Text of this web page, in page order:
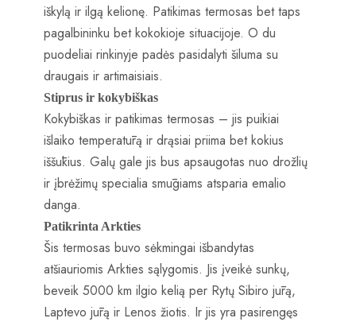
iškylą ir ilgą kelionę. Patikimas termosas bet taps
pagalbininku bet kokokioje situacijoje. O du
puodeliai rinkinyje padės pasidalyti šiluma su
draugais ir artimaisiais.
Stiprus ir kokybiškas
Kokybiškas ir patikimas termosas – jis puikiai
išlaiko temperatūrą ir drąsiai priima bet kokius
iššūkius. Galų gale jis bus apsaugotas nuo drožlių
ir įbrėžimų specialia smūgiams atsparia emalio
danga.
Patikrinta Arkties
Šis termosas buvo sėkmingai išbandytas
atšiauriomis Arkties sąlygomis. Jis įveikė sunkų,
beveik 5000 km ilgio kelią per Rytų Sibiro jūrą,
Laptevo jūrą ir Lenos žiotis. Ir jis yra pasirengęs